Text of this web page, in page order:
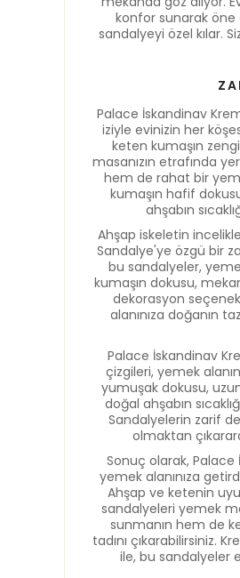
konfor sunarak öne
sandalyeyi özel kılar.
Palace İskandinav
iziyle evinizin her
keten kumaşın
masanızın etrafında
hem de rahat bir
kumaşın hafif
ahşabın
Ahşap iskeletin
Sandalye'ye özgü bir
bu sandalyeler,
kumaşın dokusu,
dekorasyon
alanınıza doğanın
Palace İskandinav
çizgileri, yemek
yumuşak dokusu,
doğal ahşabın
Sandalyelerin zarif
olmaktan
Sonuç olarak, Palace
yemek alanınıza
Ahşap ve ketenin
sandalyeleri yemek
sunmanın hem de
tadını çıkarabilirsiniz.
ile, bu sandalyeler